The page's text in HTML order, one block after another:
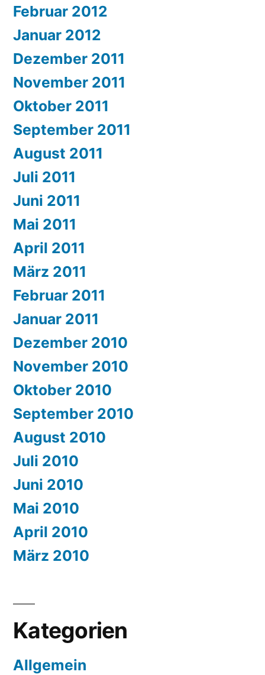
Februar 2012
Januar 2012
Dezember 2011
November 2011
Oktober 2011
September 2011
August 2011
Juli 2011
Juni 2011
Mai 2011
April 2011
März 2011
Februar 2011
Januar 2011
Dezember 2010
November 2010
Oktober 2010
September 2010
August 2010
Juli 2010
Juni 2010
Mai 2010
April 2010
März 2010
Kategorien
Allgemein